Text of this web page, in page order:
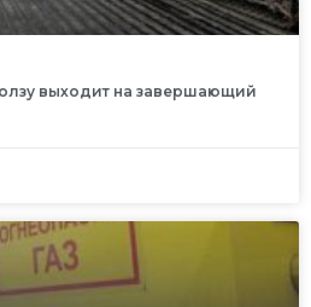
выходит на завершающий